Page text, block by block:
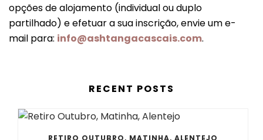
opções de alojamento (individual ou duplo
partilhado) e efetuar a sua inscrição, envie um e-
mail para: info@ashtangacascais.com.
RECENT POSTS